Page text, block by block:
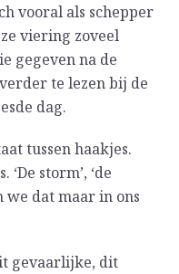
vooral als schepper
viering zoveel
gegeven na de
te lezen bij de
dag.
tussen haakjes.
‘De storm’, ‘de
we dat maar in ons
gevaarlijke, dit